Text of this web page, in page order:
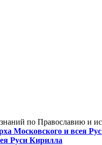
по Православию и
Московского и всея
Руси Кирилла